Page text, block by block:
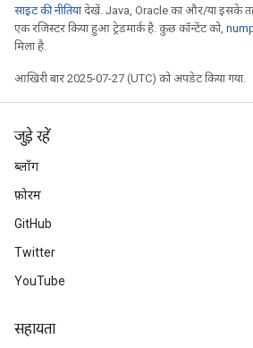
साइट की नीतियांदेखें. Java, Oracle का और/या इसके
एक रजिस्टर किया हुआ ट्रेडमार्क है. कुछ कॉन्टेंट को,
मिला है.
आखिरी बार 2025-07-27 (UTC) को अपडेट किया गया.
जुड़े रहें
ब्लॉग
फ़ोरम
GitHub
Twitter
YouTube
सहायता